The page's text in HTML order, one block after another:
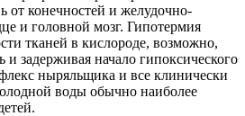
от конечностей и желудочно-
и головной мозг. Гипотермия
тканей в кислороде, возможно,
задерживая начало гипоксического
ныряльщика и все клинически
воды обычно наиболее